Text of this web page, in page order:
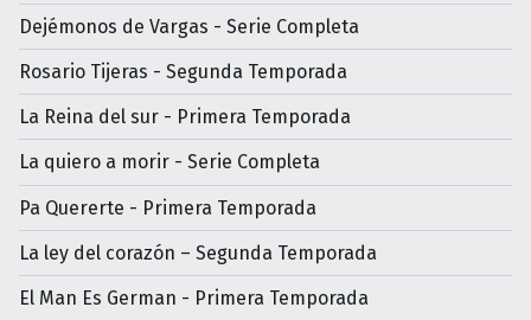
Dejémonos de Vargas - Serie Completa
Rosario Tijeras - Segunda Temporada
La Reina del sur - Primera Temporada
La quiero a morir - Serie Completa
Pa Quererte - Primera Temporada
La ley del corazón – Segunda Temporada
El Man Es German - Primera Temporada